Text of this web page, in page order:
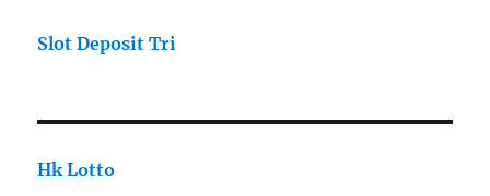
Slot Deposit Tri
Hk Lotto